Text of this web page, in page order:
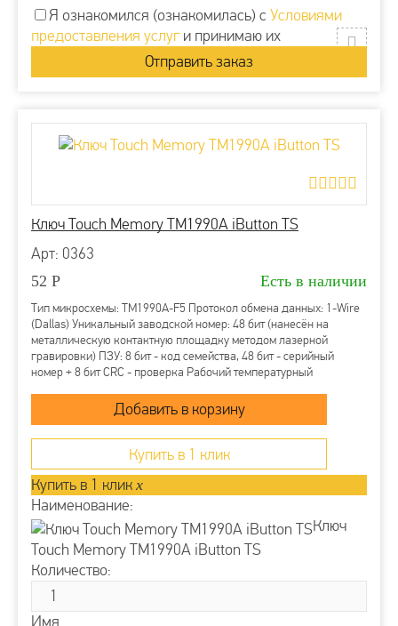
Я ознакомился (ознакомилась) с Условиями
предоставления услуги принимаю их
Ключ Touch Memory TM1990A iButton TS
Арт: 0363
52 Р Есть в наличии
Тип микросхемы: TM1990A-F5 Протокол обмена данных: 1-Wire
(Dallas) Уникальный заводской номер: 48 бит (нанесён на
металлическую контактную площадку методом лазерной
гравировки) ПЗУ: 8 бит - код семейства, 48 бит - серийный
номер + 8 бит CRC - проверка Рабочий температурный
Купить в 1 клик
Купить в 1 клик x
Наименование:
Ключ
Touch Memory TM1990A iButton TS
Количество:
Имя